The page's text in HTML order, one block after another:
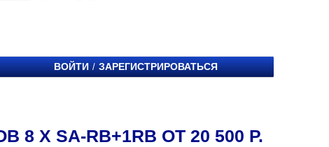
ВОЙТИ / ЗАРЕГИСТРИРОВАТЬСЯ
Х SA-RB+1RB ОТ 20 500 Р.